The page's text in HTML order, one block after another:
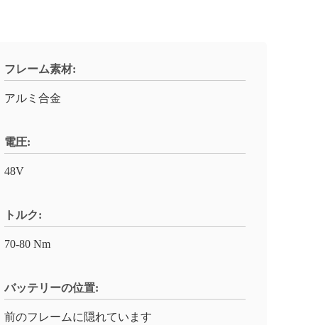
フレーム素材:
アルミ合金
電圧:
48V
トルク:
70-80 Nm
バッテリーの位置:
前のフレームに隠れています